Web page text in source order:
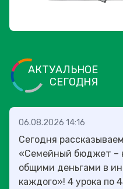
АКТУАЛЬНОЕ
СЕГОДНЯ
06.08.2026 14:16
Сегодня
«Семейный бюджет –
общими деньгами в
каждого»! 4 урока по